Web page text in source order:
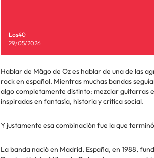
Los40
29/05/2026
Hablar de Mägo de Oz es hablar de una de las
rock en español. Mientras muchas bandas
algo completamente distinto: mezclar guitarras
inspiradas en fantasía, historia y crítica social.
Y justamente esa combinación fue la que
La banda nació en Madrid, España, en 1988,